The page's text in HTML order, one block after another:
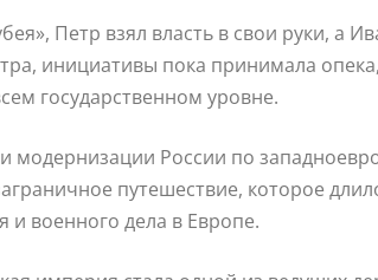
Петр взял власть в свои руки, а
инициативы пока принимала
государственном уровне.
модернизации России по
путешествие, которое
и военного дела в Европе.